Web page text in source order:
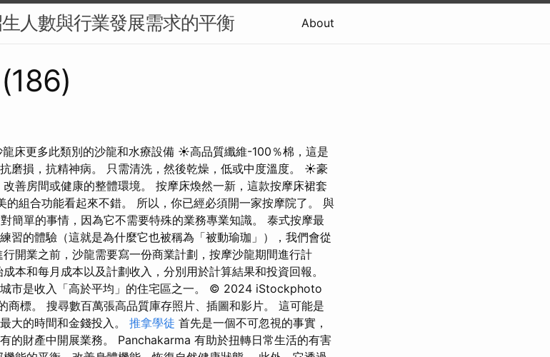
人數與行業發展需求的平衡 About
床更多此類別的沙龍和水療設備 ☀高品質纖維-100％棉，這是
磨損，抗精神病。 只需清洗，然後乾燥，低或中度溫度。 ☀豪
善房間或健康的整體環境。 按摩床煥然一新，這款按摩床裙套
的組合功能看起來不錯。 所以，你已經必須開一家按摩院了。 與
簡單的事情，因為它不需要特殊的業務專業知識。 泰式按摩最
習的體驗（這就是為什麼它也被稱為「被動瑜珈」），我們會從
開業之前，沙龍需要寫一份商業計劃，按摩沙龍期間進行計
本和每月成本以及計劃收入，分別用於計算結果和投資回報。
市是收入「高於平均」的住宅區之一。 © 2024 iStockphoto
標。 搜尋數百萬張高品質庫存照片、插圖和影片。 這可能是
大的時間和金錢投入。 推拿學徒 首先是一個不可忽視的事實，
的財產中開展業務。 Panchakarma 有助於扭轉日常生活的有害